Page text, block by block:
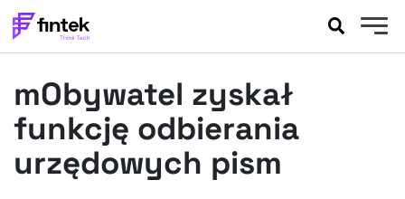
BANKOWOŚĆ
EVENTY
FELIETONY
WYWIADY
mObywatel zyskał
funkcję odbierania
urzędowych pism